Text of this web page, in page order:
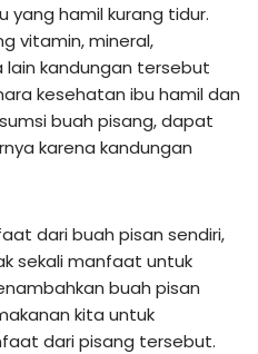
yang hamil kurang tidur.
vitamin, mineral,
kandungan tersebut
kesehatan ibu hamil dan
buah pisang, dapat
karena kandungan
dari buah pisan sendiri,
sekali manfaat untuk
buah pisan
kita untuk
dari pisang tersebut.